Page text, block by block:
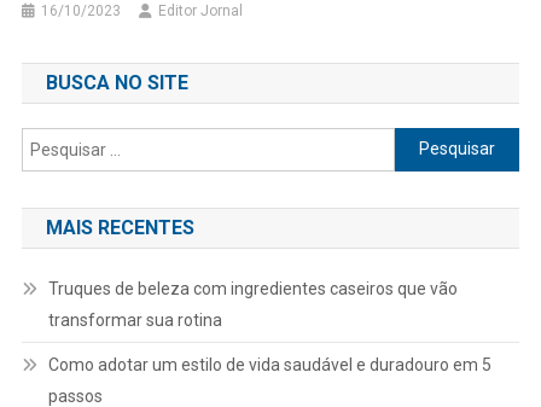
16/10/2023 Editor Jornal
BUSCA NO SITE
Pesquisar
por:
MAIS RECENTES
Truques de beleza com ingredientes caseiros que vão
transformar sua rotina
Como adotar um estilo de vida saudável e duradouro em 5
passos